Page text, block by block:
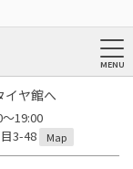
イヤ館へ
19:00
3-48
Map